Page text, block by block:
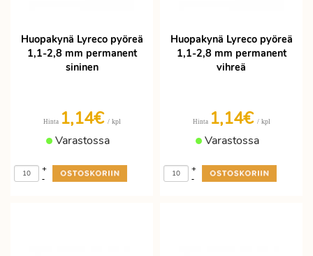
Huopakynä Lyreco pyöreä
1,1-2,8 mm permanent
sininen
Hinta 1,14€ / kpl
Varastossa
-
+
Huopakynä Lyreco pyöreä
1,1-2,8 mm permanent
vihreä
Hinta 1,14€ / kpl
Varastossa
-
+